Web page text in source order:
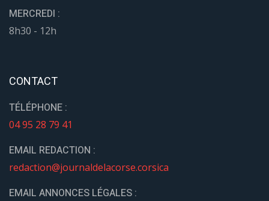
MERCREDI :
8h30 - 12h
CONTACT
TÉLÉPHONE :
04 95 28 79 41
EMAIL REDACTION :
redaction@journaldelacorse.corsica
EMAIL ANNONCES LÉGALES :